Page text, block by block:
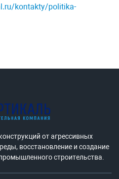
kontakty/politika-
от агрессивных
восстановление и создание
строительства.